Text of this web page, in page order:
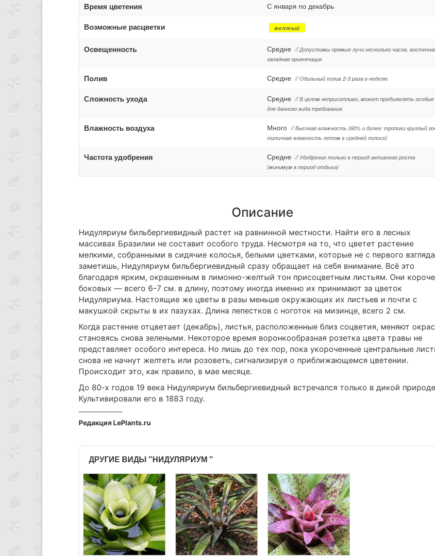
Время цветения С января по декабрь
Возможные расцветки желтый
Освещенность Средне // Допустимы прямые лучи несколько часов,
западная ориентация
Полив Средне // Обильный полив 2-3 раза в неделю
Сложность ухода Средне // В целом неприхотливо, может предъявлять особые
для данного вида требования
Влажность воздуха Много // Высокая влажность (60% и более: тропики круглый
типичная влажность летом в средней полосе)
Частота удобрения Средне // Удобрение только в период активного роста
(минимум в период отдыха)
Описание
Нидуляриум бильбергиевидный растет на равнинной местности. Найти его в лесных
массивах Бразилии не составит особого труда. Несмотря на то, что цветет растение
мелкими, собранными в сидячие колосья, белыми цветками, которые не с первого
заметишь, Нидуляриум бильбергиевидный сразу обращает на себя внимание. Всё это
благодаря ярким, окрашенным в лимонно-желтый тон присоцветным листьям. Они короче
боковых — всего 6–7 см. в длину, поэтому иногда именно их принимают за цветок
Нидуляриума. Настоящие же цветы в разы меньше окружающих их листьев и почти с
макушкой скрыты в их пазухах. Длина лепестков с ноготок на мизинце, всего 2 см.
Когда растение отцветает (декабрь), листья, расположенные близ соцветия, меняют
становясь снова зелеными. Некоторое время воронкообразная розетка цвета травы не
представляет особого интереса. Но лишь до тех пор, пока укороченные центральные
снова не начнут желтеть или розоветь, сигнализируя о приближающемся цветении.
Происходит это, как правило, в мае месяце.
До 80-х годов 19 века Нидуляриум бильбергиевидный встречался только в дикой
Культивировали его в 1883 году.
Редакция LePlants.ru
ДРУГИЕ ВИДЫ "НИДУЛЯРИУМ "